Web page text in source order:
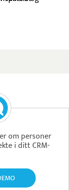
om personer
i ditt CRM-